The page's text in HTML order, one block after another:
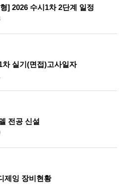
] 2026 수시1차 2단계 일정
실기(면접)고사일자
전공 신설
제잉 장비현황